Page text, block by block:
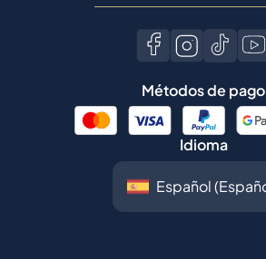
Métodos de pago
Idioma